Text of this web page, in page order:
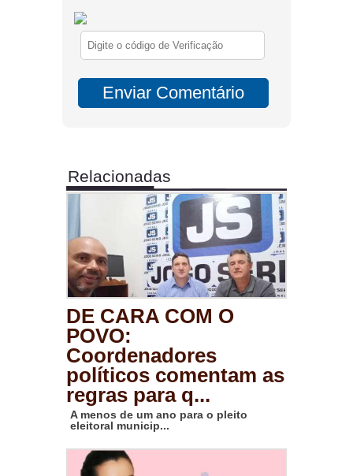
Relacionadas
DE CARA COM O
POVO:
Coordenadores
políticos comentam as
regras para q...
A menos de um ano para o pleito
eleitoral municip...